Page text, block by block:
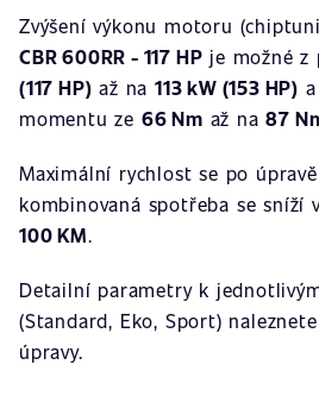
Zvýšení výkonu motoru
CBR 600RR - 117 HP je možné
(117 HP) až na113 kW (153 HP)
momentu ze 66 Nm až na87
Maximální rychlost se po
kombinovaná spotřeba se sníží
100 KM.
Detailní parametry k
(Standard, Eko, Sport)
úpravy.